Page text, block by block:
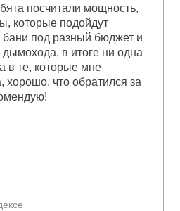
посчитали мощность,
которые подойдут
бани под разный бюджет и
дымохода, в итоге ни одна
в те, которые мне
хорошо, что обратился за